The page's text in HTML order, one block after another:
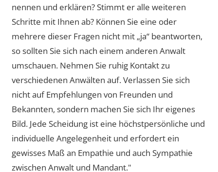
nennen und erklären? Stimmt er alle weiteren
Schritte mit Ihnen ab? Können Sie eine oder
mehrere dieser Fragen nicht mit „ja“ beantworten,
so sollten Sie sich nach einem anderen Anwalt
umschauen. Nehmen Sie ruhig Kontakt zu
verschiedenen Anwälten auf. Verlassen Sie sich
nicht auf Empfehlungen von Freunden und
Bekannten, sondern machen Sie sich Ihr eigenes
Bild. Jede Scheidung ist eine höchstpersönliche und
individuelle Angelegenheit und erfordert ein
gewisses Maß an Empathie und auch Sympathie
zwischen Anwalt und Mandant."